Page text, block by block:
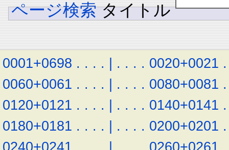
ページ検索 タイトル
0001+0698 . . . . | . . . . 0020+0021 .
0060+0061 . . . . | . . . . 0080+0081 .
0120+0121 . . . . | . . . . 0140+0141 .
0180+0181 . . . . | . . . . 0200+0201 .
0240+0241 . . . . | . . . . 0260+0261 .